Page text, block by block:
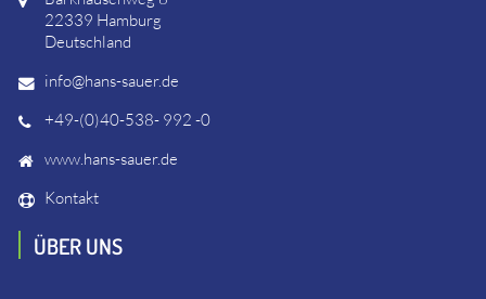
22339 Hamburg
Deutschland
info@hans-sauer.de
+49-(0)40-538- 992 -0
www.hans-sauer.de
Kontakt
ÜBER UNS